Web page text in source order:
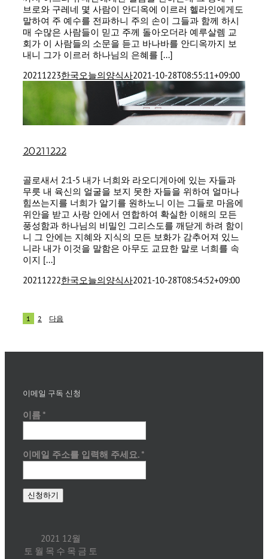
브로와 구레네 몇 사람이 안디옥에 이르러 헬라인에게도
말하여 주 예수를 전파하니 주의 손이 그들과 함께 하시
매 수많은 사람들이 믿고 주께 돌아오더라 예루살렘 교
회가 이 사람들의 소문을 듣고 바나바를 안디옥까지 보
내니 그가 이르러 하나님의 은혜를 [...]
20211223한국오늘의양식사2021-10-28T08:55:11+09:00
20211222
골로새서 2:1-5 내가 너희와 라오디게아에 있는 자들과
무릇 내 육신의 얼굴을 보지 못한 자들을 위하여 얼마나
힘쓰는지를 너희가 알기를 원하노니 이는 그들로 마음에
위안을 받고 사랑 안에서 연합하여 확실한 이해의 모든
풍성함과 하나님의 비밀인 그리스도를 깨닫게 하려 함이
니 그 안에는 지혜와 지식의 모든 보화가 감추어져 있느
니라 내가 이것을 말함은 아무도 교묘한 말로 너희를 속
이지 [...]
20211222한국오늘의양식사2021-10-28T08:54:52+09:00
1 2 다음
이메일 구독 신청
이름 *
이메일 주소를 입력해 주세요. *
2021 12월
토 월 목 수 목 금 토